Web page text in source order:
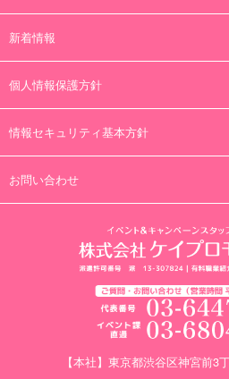
新着情報
個人情報保護方針
情報セキュリティ基本方針
お問い合わせ
【本社】東京都渋谷区神宮前3